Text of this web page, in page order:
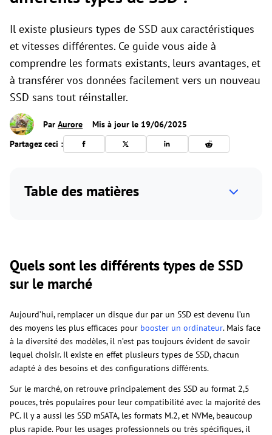
Il existe plusieurs types de SSD aux caractéristiques
et vitesses différentes. Ce guide vous aide à
comprendre les formats existants, leurs avantages, et
à transférer vos données facilement vers un nouveau
SSD sans tout réinstaller.
Par Aurore
Mis à jour le 19/06/2025
Partagez ceci :
Table des matières
Quels sont les différents types de SSD
sur le marché
Aujourd’hui, remplacer un disque dur par un SSD est devenu l’un
des moyens les plus efficaces pour booster un ordinateur. Mais face
à la diversité des modèles, il n’est pas toujours évident de savoir
lequel choisir. Il existe en effet plusieurs types de SSD, chacun
adapté à des besoins et des configurations différents.
Sur le marché, on retrouve principalement des SSD au format 2,5
pouces, très populaires pour leur compatibilité avec la majorité des
PC. Il y a aussi les SSD mSATA, les formats M.2, et NVMe, beaucoup
plus rapide. Pour les usages professionnels ou très spécifiques, il